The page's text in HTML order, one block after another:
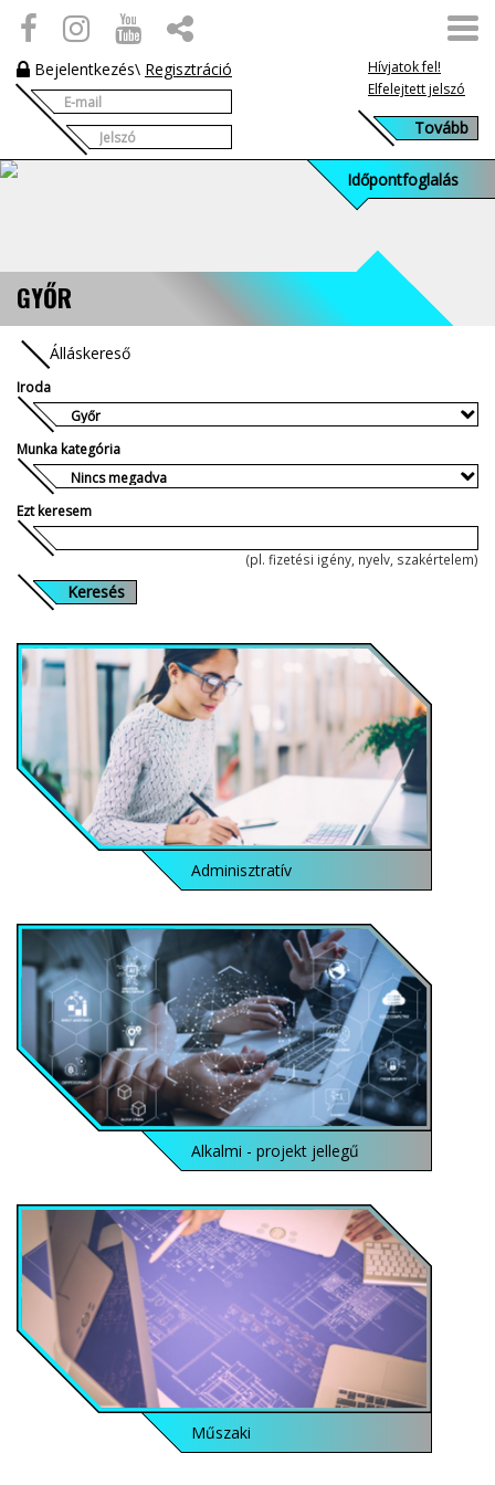
Bejelentkezés\ Regisztráció
Hívjatok fel!
Elfelejtett jelszó
Időpontfoglalás
GYŐR
Álláskereső
Iroda
Munka kategória
Ezt keresem
(pl. fizetési igény, nyelv, szakértelem)
Keresés
Adminisztratív
Alkalmi - projekt jellegű
Műszaki